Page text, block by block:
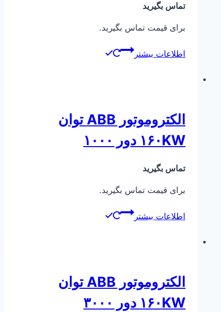
تماس بگیرید
برای قیمت تماس بگیرید.
اطلاعات بیشتر
الکتروموتور ABB توان
۱۶۰KW دور ۱۰۰۰
تماس بگیرید
برای قیمت تماس بگیرید.
اطلاعات بیشتر
الکتروموتور ABB توان
۱۶۰KW دور ۳۰۰۰